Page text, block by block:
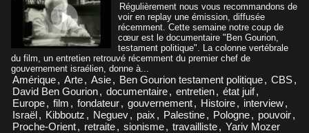
Régulièrement nous vous recommandons de
voir en replay une émission, diffusée
récemment. Cette semaine notre coup de
cœur est le documentaire "Ben Gourion,
testament politique". La colonne vertébrale
du film, un entretien retrouvé récemment du premier chef de
gouvernement israélien, donne à...
Amérique, Arte, Asie, Ben Gourion testament politique, CBS,
David Ben Gourion, documentaire, entretien, état juif,
Europe, film , fondateur, gouvernement, Histoire, interview,
Israël, Kibboutz , Neguev, paix , Palestine, Pologne, pouvoir,
Proche-Orient, retraite, sionisme, travailliste, Yariv Mozer